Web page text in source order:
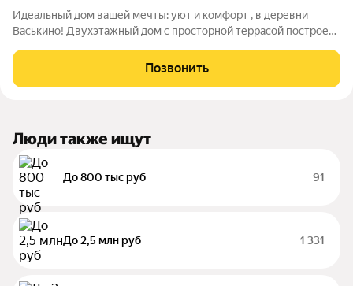
Идеальный дом вашей мечты: уют и комфорт , в деревни
Васькино! Двухэтажный дом с просторной террасой построен
Строили для себя из качественных материалов, год стройки
2016 г. Выполнен свежий
Позвонить
Люди также ищут
До 800 тыс руб 91
До 2,5 млн руб 1 331